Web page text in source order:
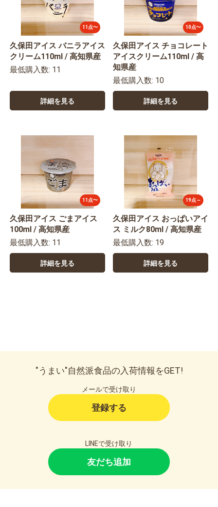
11点〜
久保田アイス バニラアイス
クリーム110ml / 高知県産
最低購入数: 11
詳細を見る
10点〜
久保田アイス チョコレート
アイスクリーム110ml / 高
知県産
最低購入数: 10
詳細を見る
11点〜
久保田アイス ごまアイス
100ml / 高知県産
最低購入数: 11
詳細を見る
19点～
久保田アイス おっぱいアイ
ス ミルク80ml / 高知県産
最低購入数: 19
詳細を見る
お買い物を続ける カートへ進む
"うまい"自然派食品の入荷情報をGET!
メールで受け取り
登録する
LINEで受け取り
友だち追加